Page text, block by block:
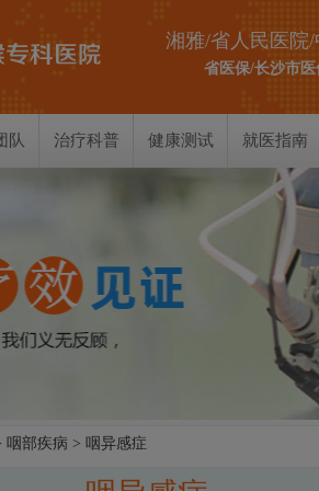
湘雅/省人民医院
省医保/长沙市
队 治疗科普 健康测试
喉部测试
就医指南
咽部疾病 > 咽异感症